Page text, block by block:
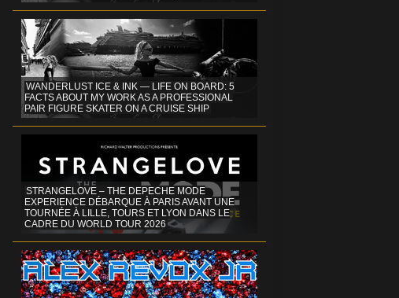
WANDERLUST ICE & INK — LIFE ON BOARD: 5
FACTS ABOUT MY WORK AS A PROFESSIONAL
PAIR FIGURE SKATER ON A CRUISE SHIP
STRANGELOVE – THE DEPECHE MODE
EXPERIENCE DÉBARQUE À PARIS AVANT UNE
TOURNÉE À LILLE, TOURS ET LYON DANS LE
CADRE DU WORLD TOUR 2026